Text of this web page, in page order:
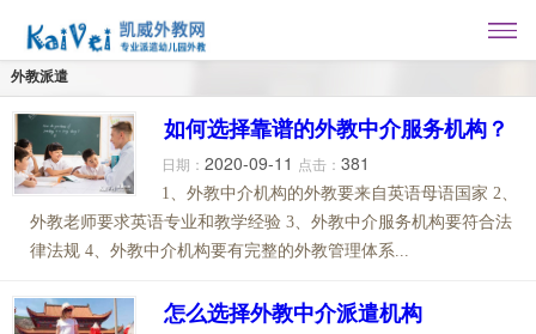
外教派遣
如何选择靠谱的外教中介服务机构？
日期： 2020-09-11 点击： 381
1、外教中介机构的外教要来自英语母语国家 2、
外教老师要求英语专业和教学经验 3、外教中介服务机构要符合法
律法规 4、外教中介机构要有完整的外教管理体系...
怎么选择外教中介派遣机构